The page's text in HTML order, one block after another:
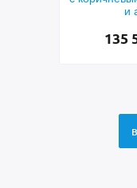
и
135